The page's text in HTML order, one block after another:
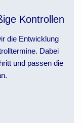
Kontrollen
die Entwicklung
Dabei
und passen die